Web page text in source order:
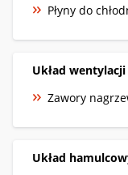
Płyny do
Układ wentylacji
Zawory
Układ